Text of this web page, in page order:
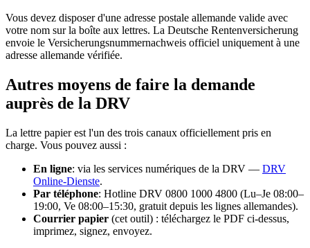
Vous devez disposer d'une adresse postale allemande valide avec
votre nom sur la boîte aux lettres. La Deutsche Rentenversicherung
envoie le Versicherungsnummernachweis officiel uniquement à une
adresse allemande vérifiée.
Autres moyens de faire la demande
auprès de la DRV
La lettre papier est l'un des trois canaux officiellement pris en
charge. Vous pouvez aussi :
En ligne: via les services numériques de la DRV — DRV
Online-Dienste.
Par téléphone: Hotline DRV 0800 1000 4800 (Lu–Je 08:00–
19:00, Ve 08:00–15:30, gratuit depuis les lignes allemandes).
Courrier papier (cet outil) : téléchargez le PDF ci-dessus,
imprimez, signez, envoyez.